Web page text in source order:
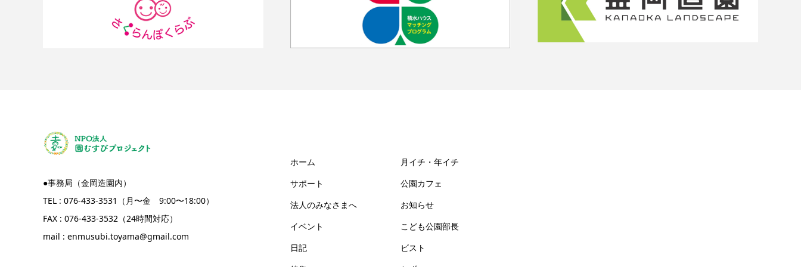
●事務局（金岡造園内）
TEL : 076-433-3531（月〜金 9:00〜18:00）
FAX : 076-433-3532（24時間対応）
mail : enmusubi.toyama@gmail.com
ホーム
サポート
法人のみなさまへ
イベント
日記
月イチ・年イチ
公園カフェ
お知らせ
こども公園部長
ビスト